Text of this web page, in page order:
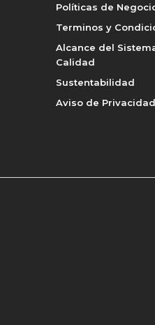
Políticas de
Terminos y
Alcance del
Calidad
Sustentabilidad
Aviso de Privacidad